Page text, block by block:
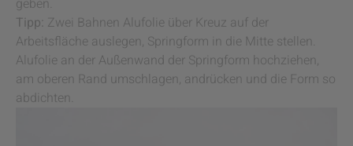
geben.
Tipp: Zwei Bahnen Alufolie über Kreuz auf der
Arbeitsfläche auslegen, Springform in die Mitte stellen.
Alufolie an der Außenwand der Springform hochziehen,
am oberen Rand umschlagen, andrücken und die Form so
abdichten.